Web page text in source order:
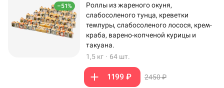
–51%
Роллы из жареного окуня,
слабосоленого тунца, креветки
темпуры, слабосоленого лосося, крем-
краба, варено-копченой курицы и
такуана.
1,5 кг · 64 шт.
1199 ₽ 2450 ₽